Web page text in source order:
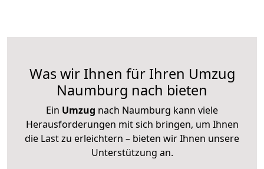
Was wir Ihnen für Ihren Umzug
Naumburg nach bieten
Ein Umzug nach Naumburg kann viele
Herausforderungen mit sich bringen, um Ihnen
die Last zu erleichtern – bieten wir Ihnen unsere
Unterstützung an.